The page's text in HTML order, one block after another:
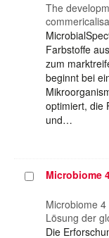
The
Farbstoffe
zum
beginnt bei
optimiert, die
und…
ProjektMicrobiome
Microbiome
Lösung der
Die